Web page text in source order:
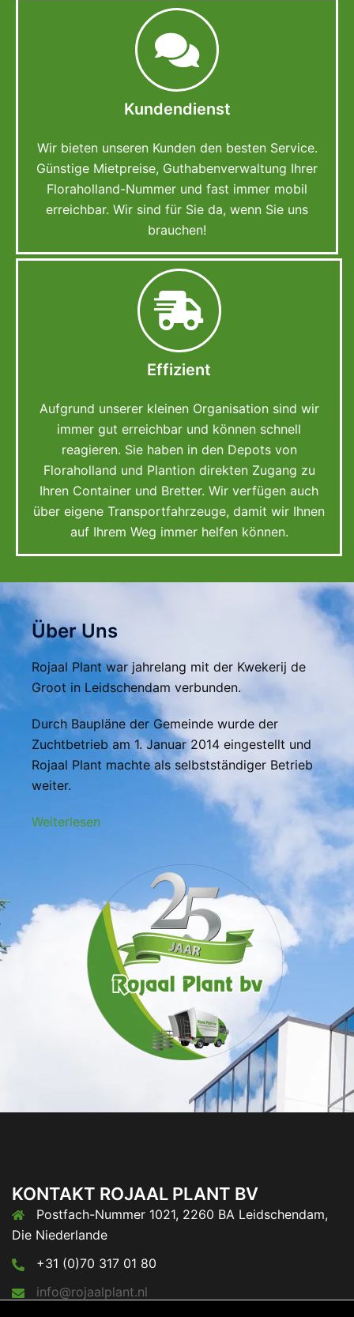
Kundendienst
Wir bieten unseren Kunden den besten Service.
Günstige Mietpreise, Guthabenverwaltung Ihrer
Floraholland-Nummer und fast immer mobil
erreichbar. Wir sind für Sie da, wenn Sie uns
brauchen!
Effizient
Aufgrund unserer kleinen Organisation sind wir
immer gut erreichbar und können schnell
reagieren. Sie haben in den Depots von
Floraholland und Plantion direkten Zugang zu
Ihren Container und Bretter. Wir verfügen auch
über eigene Transportfahrzeuge, damit wir Ihnen
auf Ihrem Weg immer helfen können.
Über Uns
Rojaal Plant war jahrelang mit der Kwekerij de
Groot in Leidschendam verbunden.
Durch Baupläne der Gemeinde wurde der
Zuchtbetrieb am 1. Januar 2014 eingestellt und
Rojaal Plant machte als selbstständiger Betrieb
weiter.
Weiterlesen
KONTAKT ROJAAL PLANT BV
Postfach-Nummer 1021, 2260 BA Leidschendam,
Die Niederlande
+31 (0)70 317 01 80
info@rojaalplant.nl